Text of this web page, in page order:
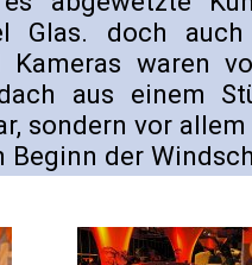
Glas. doch
Kameras waren
aus einem
sondern vor
Beginn der